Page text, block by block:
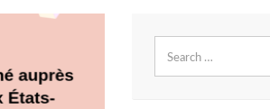
for: